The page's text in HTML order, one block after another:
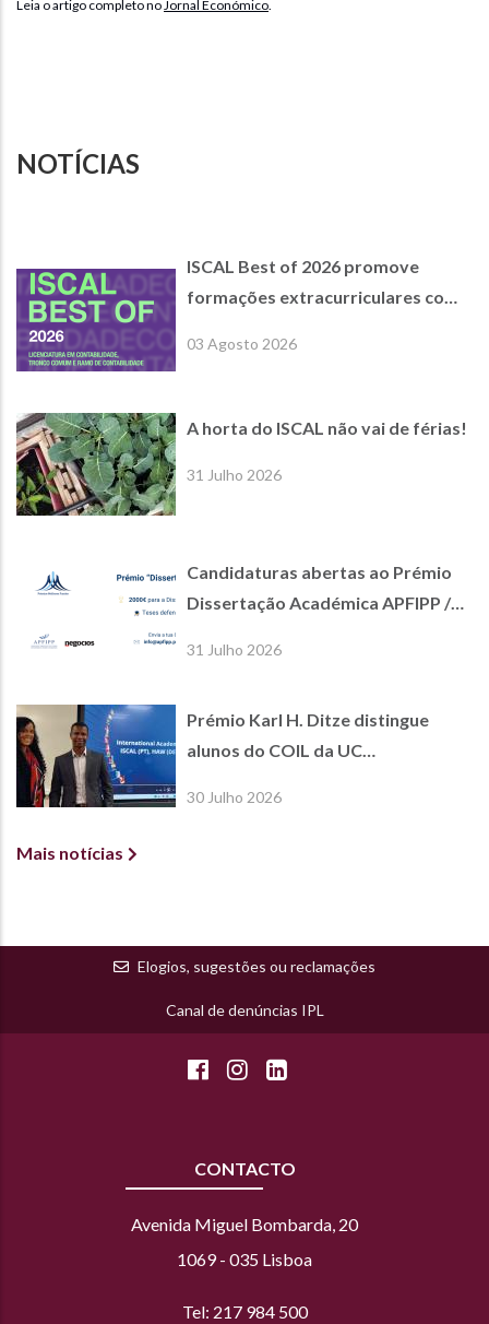
Leia o artigo completo no Jornal Económico
NOTÍCIAS
ISCAL Best of 2026 promove
formações extracurriculares com
03 Agosto 2026
A horta do ISCAL não vai de férias!
31 Julho 2026
Candidaturas abertas ao Prémio
Dissertação Académica APFIPP /
31 Julho 2026
Prémio Karl H. Ditze distingue
alunos do COIL da UC
30 Julho 2026
Mais notícias
Elogios, sugestões ou reclamações
Canal de denúncias IPL
CONTACTO
Avenida Miguel Bombarda, 20
1069 - 035 Lisboa
Tel: 217 984 500